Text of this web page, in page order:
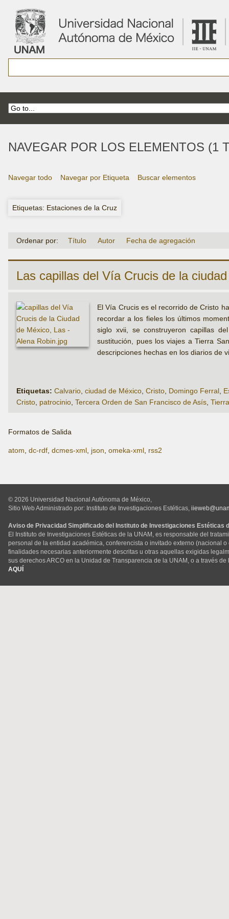
NAVEGAR POR LOS ELEMENTOS (1
Navegar todo Navegar por Etiqueta Buscar elementos
Etiquetas: Estaciones de la Cruz
Ordenar por: Título Autor Fecha de agregación
Las capillas del Vía Crucis de la
El Vía Crucis es el recorrido de Cristo
recordar a los fieles los últimos
siglo xvii, se construyeron capillas
sustitución, pues los viajes a Tierra
descripciones hechas en los diarios de
Etiquetas: Calvario ciudad de México Cristo Domingo Ferral
Cristo patrocinio Tercera Orden de San Francisco de Asís
Formatos de Salida
atom, dc-rdf, dcmes-xml, json, omeka-xml, rss2
© 2026 Universidad Nacional Autónoma de México,
Sitio Web Administrado por: Instituto de Investigaciones Estéticas,
Aviso de Privacidad Simplificado del Instituto de Investigaciones Estéticas
El Instituto de Investigaciones Estéticas de la UNAM, es responsable del
personal de la entidad académica, conferencista o invitado externo (nacional
finalidades necesarias anteriormente descritas u otras aquellas exigidas
sus derechos ARCO en la Unidad de Transparencia de la UNAM, o a través
AQUÍ